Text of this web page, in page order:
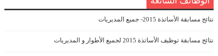
نتائج مسابقة الأساتذة 2015- جميع المديريات
نتائج مسابقة توظيف الأساتذة 2015 لجميع الأطوار و المديريات